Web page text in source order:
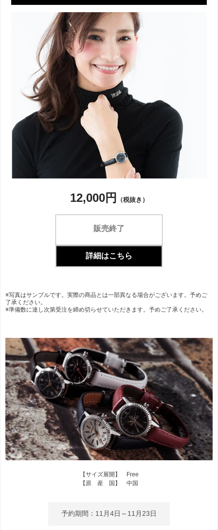
12,000円 （税抜き）
販売終了
詳細はこちら
※写真はサンプルです。実際の商品とは一部異なる場合がございます。予めご
了承ください。
※準備数に達し次第受注を締め切らせていただきます。予めご了承ください。
【サイズ展開】 Free
【原 産 国】 中国
予約期間：11月4日～11月23日